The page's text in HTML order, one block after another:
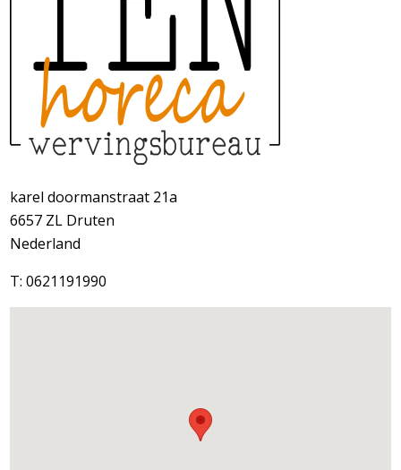
karel doormanstraat 21a
6657 ZL Druten
Nederland
T: 0621191990